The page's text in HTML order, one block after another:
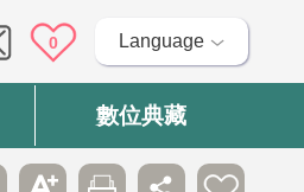
0 Language
數位典藏